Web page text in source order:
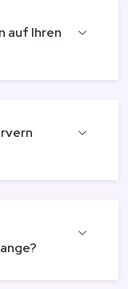
auf Ihren